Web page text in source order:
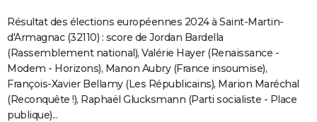
FORUM
Bricolage
Lifestyle
Culture
Sport
Auto
Television
Voyage
Cinema
Résultat des élections européennes 2024 à Saint-Martin-
d'Armagnac (32110) : score de Jordan Bardella
(Rassemblement national), Valérie Hayer (Renaissance -
Modem - Horizons), Manon Aubry (France insoumise),
François-Xavier Bellamy (Les Républicains), Marion Maréchal
(Reconquête !), Raphaël Glucksmann (Parti socialiste - Place
publique)...